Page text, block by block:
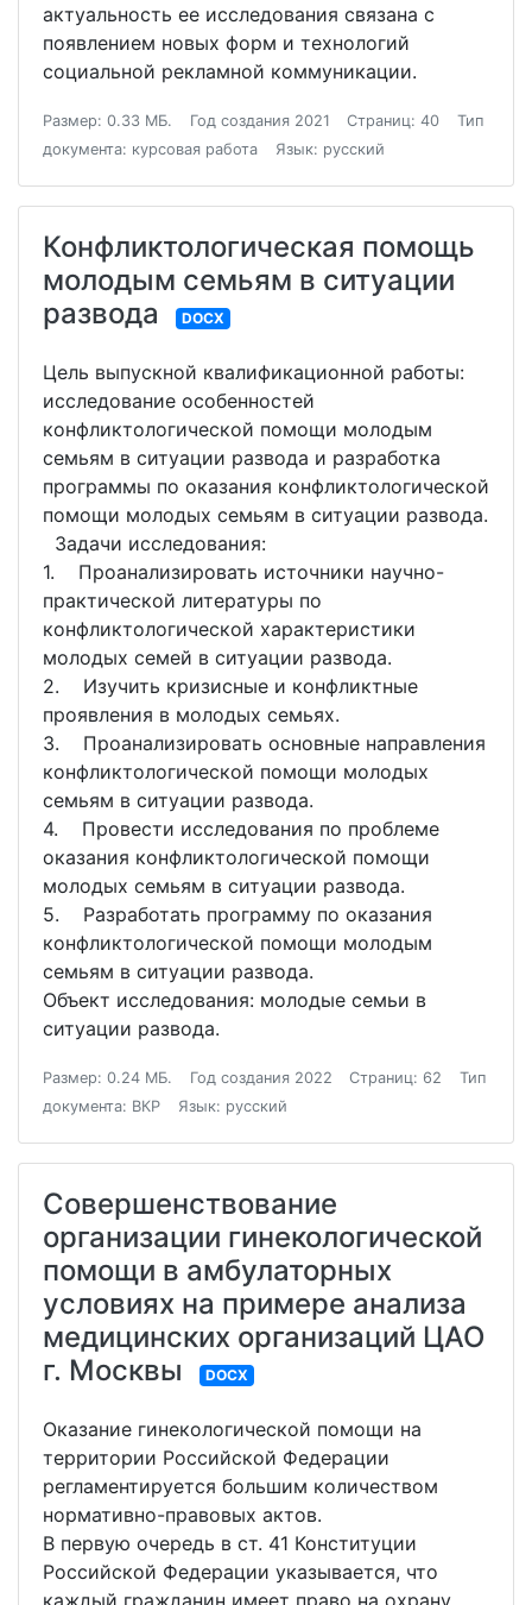
актуальность ее исследования связана с
появлением новых форм и технологий
социальной рекламной коммуникации.
Размер: 0.33 МБ. Год создания 2021 Страниц: 40
Тип
документа: курсовая работа
Язык: русский
Конфликтологическая помощь
молодым семьям в ситуации
развода
DOCX
Цель выпускной квалификационной работы:
исследование особенностей
конфликтологической помощи молодым
семьям в ситуации развода и разработка
программы по оказания конфликтологической
помощи молодых семьям в ситуации развода.
Задачи исследования:
1. Проанализировать источники научно-
практической литературы по
конфликтологической характеристики
молодых семей в ситуации развода.
2. Изучить кризисные и конфликтные
проявления в молодых семьях.
3. Проанализировать основные направления
конфликтологической помощи молодых
семьям в ситуации развода.
4. Провести исследования по проблеме
оказания конфликтологической помощи
молодых семьям в ситуации развода.
5. Разработать программу по оказания
конфликтологической помощи молодым
семьям в ситуации развода.
Объект исследования: молодые семьи в
ситуации развода.
Размер: 0.24 МБ. Год создания 2022 Страниц: 62
Тип
документа: ВКР
Язык: русский
Совершенствование
организации гинекологической
помощи в амбулаторных
условиях на примере анализа
медицинских организаций ЦАО
г. Москвы
DOCX
Оказание гинекологической помощи на
территории Российской Федерации
регламентируется большим количеством
нормативно-правовых актов.
В первую очередь в ст. 41 Конституции
Российской Федерации указывается, что